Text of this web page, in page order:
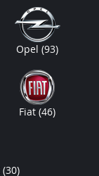
Opel(93)
Fiat(46)
(30)